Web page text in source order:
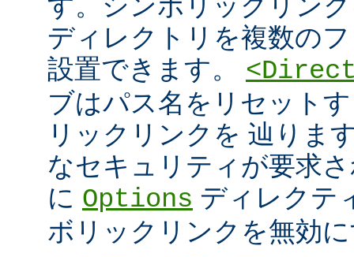
ディレクトリを複数の
設置できます。
ブはパス名をリセット
リックリンクを 辿りま
なセキュリティが要求
に Options ディレクテ
ボリックリンクを無効